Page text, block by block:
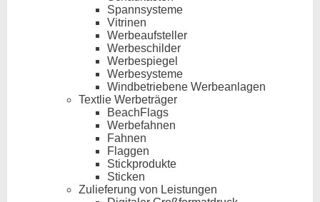
Spannsysteme
Vitrinen
Werbeaufsteller
Werbeschilder
Werbespiegel
Werbesysteme
Windbetriebene Werbeanlagen
Textlie Werbeträger
BeachFlags
Werbefahnen
Fahnen
Flaggen
Stickprodukte
Sticken
Zulieferung von Leistungen